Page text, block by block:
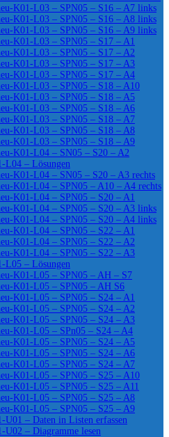
K01-L03 – SPN05 – S16 – A7 links
K01-L03 – SPN05 – S16 – A8 links
K01-L03 – SPN05 – S16 – A9 links
K01-L03 – SPN05 – S17 – A1
K01-L03 – SPN05 – S17 – A2
K01-L03 – SPN05 – S17 – A3
K01-L03 – SPN05 – S17 – A4
K01-L03 – SPN05 – S18 – A10
K01-L03 – SPN05 – S18 – A5
K01-L03 – SPN05 – S18 – A6
K01-L03 – SPN05 – S18 – A7
K01-L03 – SPN05 – S18 – A8
K01-L03 – SPN05 – S18 – A9
K01-L04 – SN05 – S20 – A2
L04 – Lösungen
K01-L04 – SN05 – S20 – A3 rechts
K01-L04 – SPN05 – A10 – A4 rechts
K01-L04 – SPN05 – S20 – A1
K01-L04 – SPN05 – S20 – A3 links
K01-L04 – SPN05 – S20 – A4 links
K01-L04 – SPN05 – S22 – A1
K01-L04 – SPN05 – S22 – A2
K01-L04 – SPN05 – S22 – A3
L05 – Lösungen
K01-L05 – SPN05 – AH – S7
K01-L05 – SPN05 – AH S6
K01-L05 – SPN05 – S24 – A1
K01-L05 – SPN05 – S24 – A2
K01-L05 – SPN05 – S24 – A3
K01-L05 – SPn05 – S24 – A4
K01-L05 – SPN05 – S24 – A5
K01-L05 – SPN05 – S24 – A6
K01-L05 – SPN05 – S24 – A7
K01-L05 – SPN05 – S25 – A10
K01-L05 – SPN05 – S25 – A11
K01-L05 – SPN05 – S25 – A8
K01-L05 – SPN05 – S25 – A9
U01 – Daten in Listen erfassen
U02 – Diagramme lesen